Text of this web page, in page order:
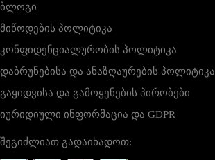
ბლოგი
მიწოდების პოლიტიკა
კონფიდენციალურობის პოლიტიკა
დაბრუნებისა და ანაზღაურების პოლიტიკა
გაყიდვისა და გამოყენების პირობები
იურიდიული ინფორმაცია და GDPR
შეგიძლიათ გადაიხადოთ: